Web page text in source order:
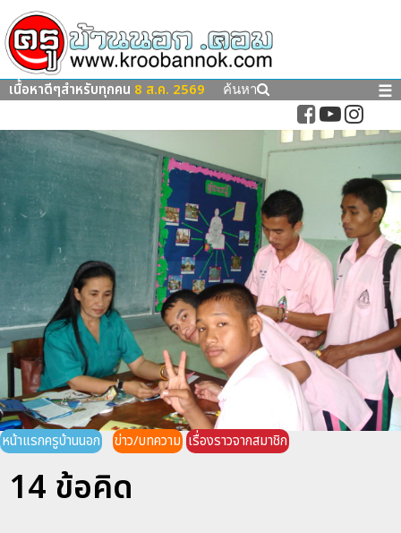
เนื้อหาดีๆสำหรับทุกคน 8 ส.ค. 2569 ค้นหา ☰
หน้าแรกครูบ้านนอก ข่าว/บทความ เรื่องราวจากสมาชิก
14 ข้อคิด